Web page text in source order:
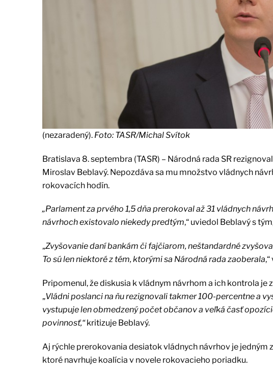
(nezaradený). Foto: TASR/Michal Svítok
Bratislava 8. septembra (TASR) – Národná rada SR
Miroslav Beblavý. Nepozdáva sa mu množstvo vládnych
rokovacích hodín.
„Parlament za prvého 1,5 dňa prerokoval až 31 vládnych
návrhoch existovalo niekedy predtým,“ uviedol Beblavý s
„Zvyšovanie daní bankám či fajčiarom, neštandardné
To sú len niektoré z tém, ktorými sa Národná rada zaoberala
Pripomenul, že diskusia k vládnym návrhom a ich kontrola
„Vládni poslanci na ňu rezignovali takmer 100-percentne a
vystupuje len obmedzený počet občanov a veľká časť
povinnosť,“kritizuje Beblavý.
Aj rýchle prerokovania desiatok vládnych návrhov je
ktoré navrhuje koalícia v novele rokovacieho poriadku.